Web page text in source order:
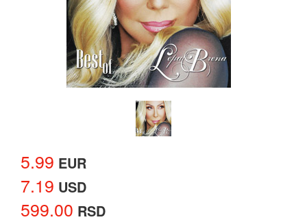
5.99 EUR
7.19 USD
599.00 RSD